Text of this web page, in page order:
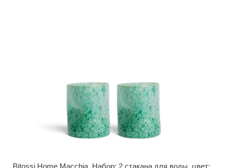
Bitossi Home Macchia. Набор: 2 стакана для воды, цвет: